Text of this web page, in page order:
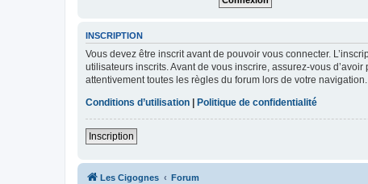
INSCRIPTION
Vous devez être inscrit avant de pouvoir vous connecter.
utilisateurs inscrits. Avant de vous inscrire, assurez-vous
attentivement toutes les règles du forum lors de votre navigation.
Conditions d’utilisation
Politique de confidentialité
Inscription
Les Cigognes Forum